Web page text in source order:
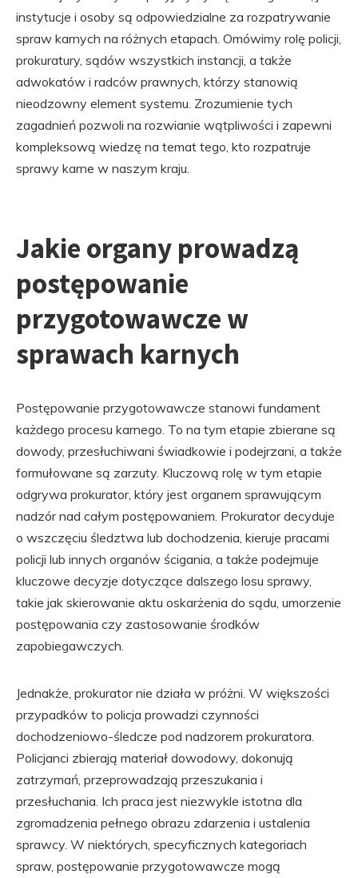
instytucje i osoby są odpowiedzialne za rozpatrywanie
spraw karnych na różnych etapach. Omówimy rolę policji,
prokuratury, sądów wszystkich instancji, a także
adwokatów i radców prawnych, którzy stanowią
nieodzowny element systemu. Zrozumienie tych
zagadnień pozwoli na rozwianie wątpliwości i zapewni
kompleksową wiedzę na temat tego, kto rozpatruje
sprawy karne w naszym kraju.
Jakie organy prowadzą
postępowanie
przygotowawcze w
sprawach karnych
Postępowanie przygotowawcze stanowi fundament
każdego procesu karnego. To na tym etapie zbierane są
dowody, przesłuchiwani świadkowie i podejrzani, a także
formułowane są zarzuty. Kluczową rolę w tym etapie
odgrywa prokurator, który jest organem sprawującym
nadzór nad całym postępowaniem. Prokurator decyduje
o wszczęciu śledztwa lub dochodzenia, kieruje pracami
policji lub innych organów ścigania, a także podejmuje
kluczowe decyzje dotyczące dalszego losu sprawy,
takie jak skierowanie aktu oskarżenia do sądu, umorzenie
postępowania czy zastosowanie środków
zapobiegawczych.
Jednakże, prokurator nie działa w próżni. W większości
przypadków to policja prowadzi czynności
dochodzeniowo-śledcze pod nadzorem prokuratora.
Policjanci zbierają materiał dowodowy, dokonują
zatrzymań, przeprowadzają przeszukania i
przesłuchania. Ich praca jest niezwykle istotna dla
zgromadzenia pełnego obrazu zdarzenia i ustalenia
sprawcy. W niektórych, specyficznych kategoriach
spraw, postępowanie przygotowawcze mogą